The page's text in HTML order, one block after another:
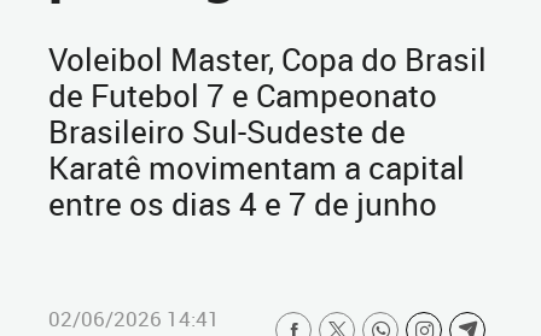
Voleibol Master, Copa do Brasil
de Futebol 7 e Campeonato
Brasileiro Sul-Sudeste de
Karatê movimentam a capital
entre os dias 4 e 7 de junho
02/06/2026 14:41